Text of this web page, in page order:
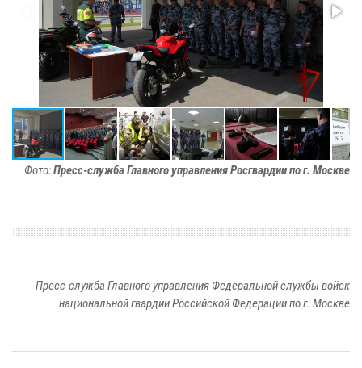
Фото:Пресс-служба Главного управления Росгвардии по г. Москве
Пресс-служба Главного управления Федеральной службы войск
национальной гвардии Российской Федерации по г. Москве